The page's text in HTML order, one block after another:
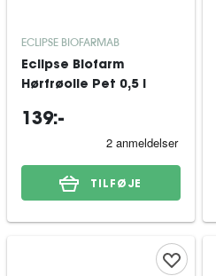
ECLIPSE BIOFARMAB
Eclipse Biofarm
Hørfrøolie Pet 0,5 l
139:-
TILFØJE